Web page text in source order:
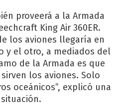
proveerá a la Armada
King Air 360ER.
los aviones llegaría en
y el otro, a mediados del
de la Armada es que
los aviones. Solo
oceánicos”, explicó una